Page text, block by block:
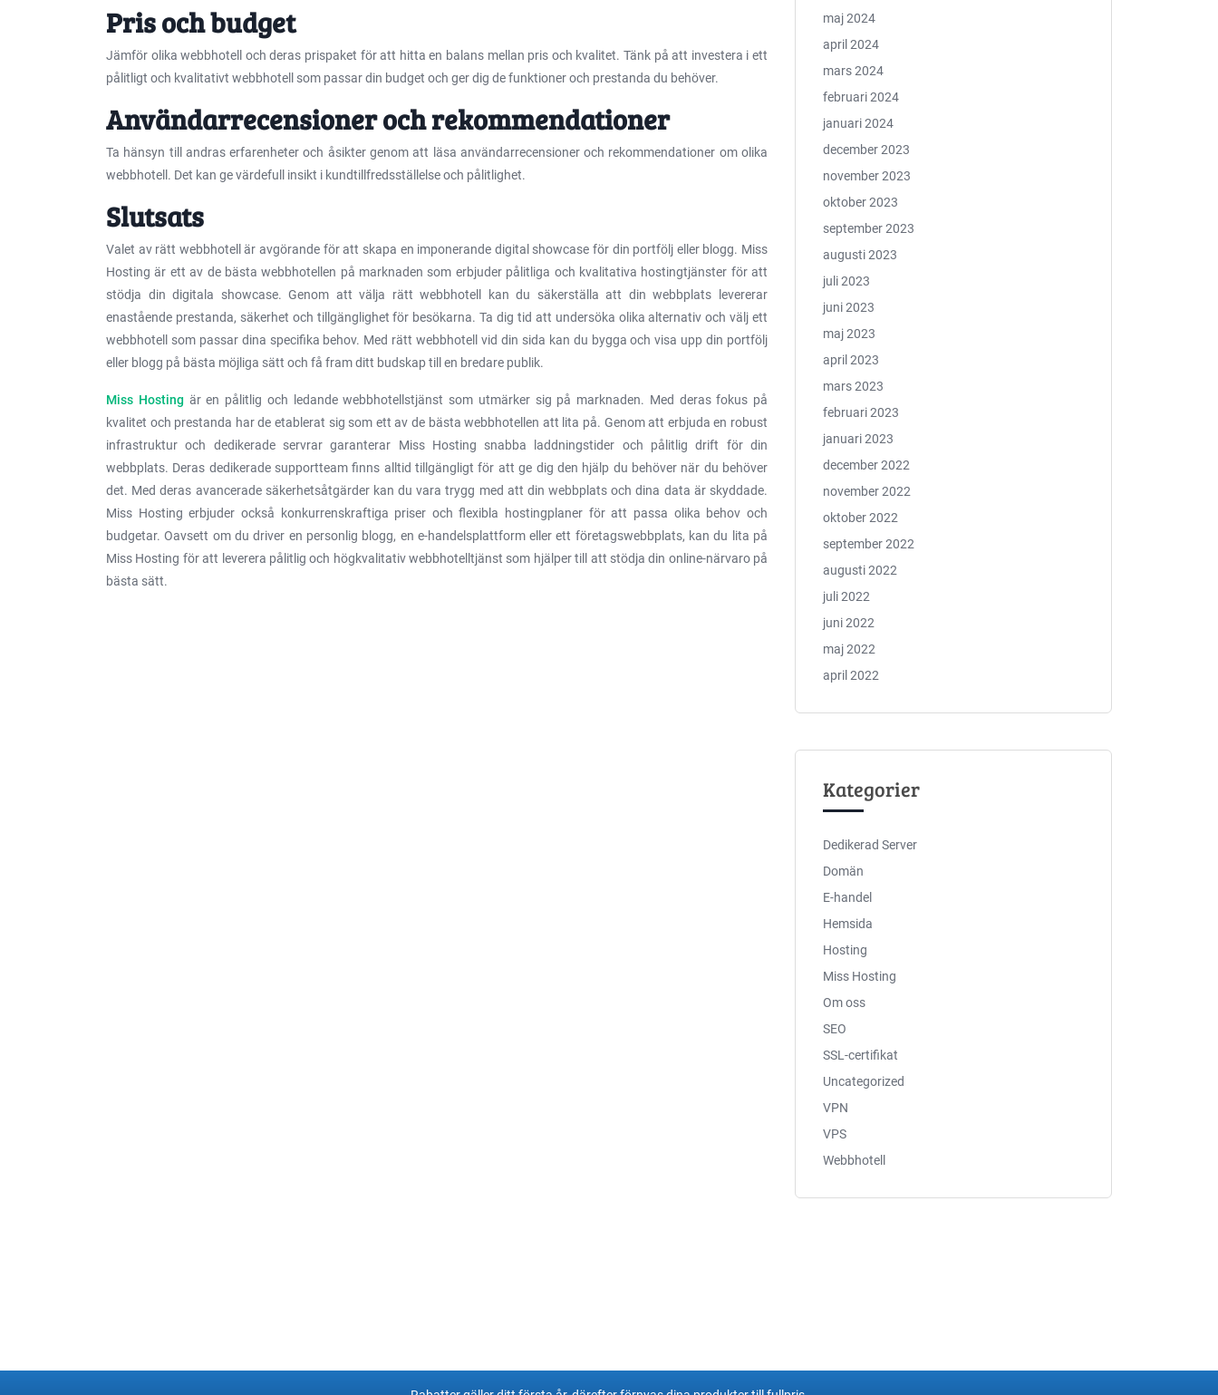
Pris och budget
Jämför olika webbhotell och deras prispaket för att hitta en balans mellan pris och kvalitet. Tänk på att investera i ett
pålitligt och kvalitativt webbhotell som passar din budget och ger dig de funktioner och prestanda du behöver.
Användarrecensioner och rekommendationer
Ta hänsyn till andras erfarenheter och åsikter genom att läsa användarrecensioner och rekommendationer om olika
webbhotell. Det kan ge värdefull insikt i kundtillfredsställelse och pålitlighet.
Slutsats
Valet av rätt webbhotell är avgörande för att skapa en imponerande digital showcase för din portfölj eller blogg. Miss
Hosting är ett av de bästa webbhotellen på marknaden som erbjuder pålitliga och kvalitativa hostingtjänster för att
stödja din digitala showcase. Genom att välja rätt webbhotell kan du säkerställa att din webbplats levererar
enastående prestanda, säkerhet och tillgänglighet för besökarna. Ta dig tid att undersöka olika alternativ och välj ett
webbhotell som passar dina specifika behov. Med rätt webbhotell vid din sida kan du bygga och visa upp din portfölj
eller blogg på bästa möjliga sätt och få fram ditt budskap till en bredare publik.
Miss Hosting är en pålitlig och ledande webbhotellstjänst som utmärker sig på marknaden. Med deras fokus på
kvalitet och prestanda har de etablerat sig som ett av de bästa webbhotellen att lita på. Genom att erbjuda en robust
infrastruktur och dedikerade servrar garanterar Miss Hosting snabba laddningstider och pålitlig drift för din
webbplats. Deras dedikerade supportteam finns alltid tillgängligt för att ge dig den hjälp du behöver när du behöver
det. Med deras avancerade säkerhetsåtgärder kan du vara trygg med att din webbplats och dina data är skyddade.
Miss Hosting erbjuder också konkurrenskraftiga priser och flexibla hostingplaner för att passa olika behov och
budgetar. Oavsett om du driver en personlig blogg, en e-handelsplattform eller ett företagswebbplats, kan du lita på
Miss Hosting för att leverera pålitlig och högkvalitativ webbhotelltjänst som hjälper till att stödja din online-närvaro på
bästa sätt.
maj 2024
april 2024
mars 2024
februari 2024
januari 2024
december 2023
november 2023
oktober 2023
september 2023
augusti 2023
juli 2023
juni 2023
maj 2023
april 2023
mars 2023
februari 2023
januari 2023
december 2022
november 2022
oktober 2022
september 2022
augusti 2022
juli 2022
juni 2022
maj 2022
april 2022
Kategorier
Dedikerad Server
Domän
E-handel
Hemsida
Hosting
Miss Hosting
Om oss
SEO
SSL-certifikat
Uncategorized
VPN
VPS
Webbhotell